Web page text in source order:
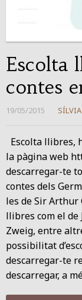
Escolta
contes
19/05/2015 SÍLVIA
Escolta llibres,
la pàgina web
descarregar-te
contes dels
les de Sir Arthur
llibres com el de
Zweig, entre
possibilitat
descarregar-te
descarregar, a